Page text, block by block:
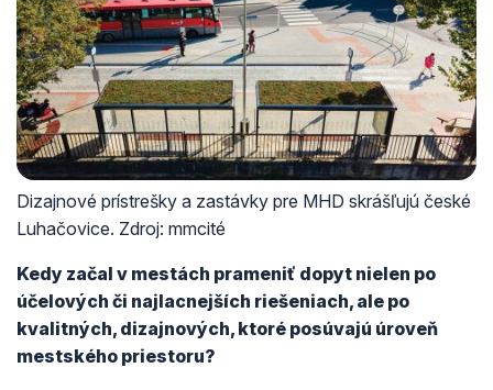
Dizajnové prístrešky a zastávky pre MHD skrášľujú české
Luhačovice. Zdroj: mmcité
Kedy začal v mestách prameniť dopyt nielen po
účelových či najlacnejších riešeniach, ale po
kvalitných, dizajnových, ktoré posúvajú úroveň
mestského priestoru?